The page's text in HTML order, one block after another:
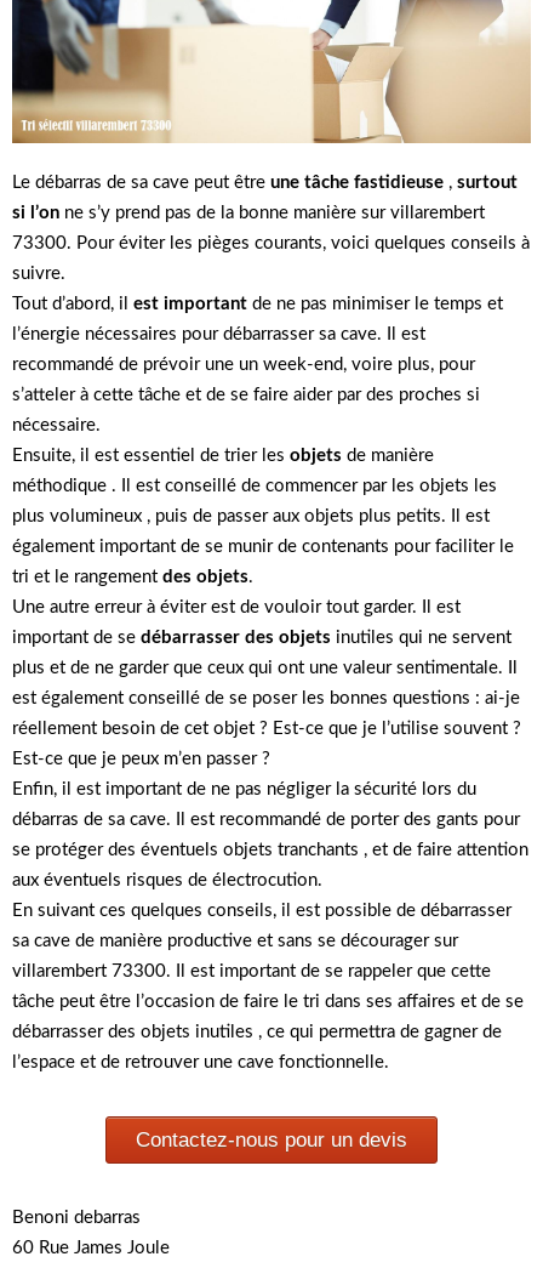
Le débarras de sa cave peut être une tâche fastidieuse , surtout
si l’on ne s’y prend pas de la bonne manière sur villarembert
73300. Pour éviter les pièges courants, voici quelques conseils à
suivre.
Tout d’abord, il est important de ne pas minimiser le temps et
l’énergie nécessaires pour débarrasser sa cave. Il est
recommandé de prévoir une un week-end, voire plus, pour
s’atteler à cette tâche et de se faire aider par des proches si
nécessaire.
Ensuite, il est essentiel de trier les objets de manière
méthodique . Il est conseillé de commencer par les objets les
plus volumineux , puis de passer aux objets plus petits. Il est
également important de se munir de contenants pour faciliter le
tri et le rangement des objets.
Une autre erreur à éviter est de vouloir tout garder. Il est
important de se débarrasser des objets inutiles qui ne servent
plus et de ne garder que ceux qui ont une valeur sentimentale. Il
est également conseillé de se poser les bonnes questions : ai-je
réellement besoin de cet objet ? Est-ce que je l’utilise souvent ?
Est-ce que je peux m’en passer ?
Enfin, il est important de ne pas négliger la sécurité lors du
débarras de sa cave. Il est recommandé de porter des gants pour
se protéger des éventuels objets tranchants , et de faire attention
aux éventuels risques de électrocution.
En suivant ces quelques conseils, il est possible de débarrasser
sa cave de manière productive et sans se décourager sur
villarembert 73300. Il est important de se rappeler que cette
tâche peut être l’occasion de faire le tri dans ses affaires et de se
débarrasser des objets inutiles , ce qui permettra de gagner de
l’espace et de retrouver une cave fonctionnelle.
Contactez-nous pour un devis
Benoni debarras
60 Rue James Joule